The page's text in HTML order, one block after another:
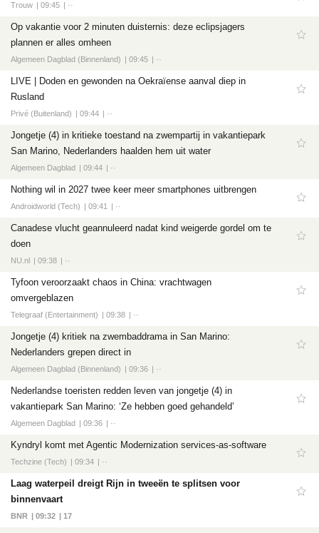
Trouw 09:45 ··
Op vakantie voor 2 minuten duisternis: deze eclipsjagers
plannen er alles omheen
Algemeen Dagblad (Binnenland) 09:45 ··
LIVE | Doden en gewonden na Oekraïense aanval diep in
Rusland
Privé (Buitenland) 09:44 ··
Jongetje (4) in kritieke toestand na zwempartij in vakantiepark
San Marino, Nederlanders haalden hem uit water
Algemeen Dagblad 09:44 ··
Nothing wil in 2027 twee keer meer smartphones uitbrengen
Androidworld (Tech) 09:41 ··
Canadese vlucht geannuleerd nadat kind weigerde gordel om te
doen
NU.nl 09:38 ··
Tyfoon veroorzaakt chaos in China: vrachtwagen
omvergeblazen
Telegraaf (Entertainment) 09:38 ··
Jongetje (4) kritiek na zwembaddrama in San Marino:
Nederlanders grepen direct in
Algemeen Dagblad (Binnenland) 09:36 ··
Nederlandse toeristen redden leven van jongetje (4) in
vakantiepark San Marino: ‘Ze hebben goed gehandeld’
Algemeen Dagblad 09:36 ··
Kyndryl komt met Agentic Modernization services-as-software
Techzine (Tech) 09:34 ··
Laag waterpeil dreigt Rijn in tweeën te splitsen voor
binnenvaart
BNR 09:32 17